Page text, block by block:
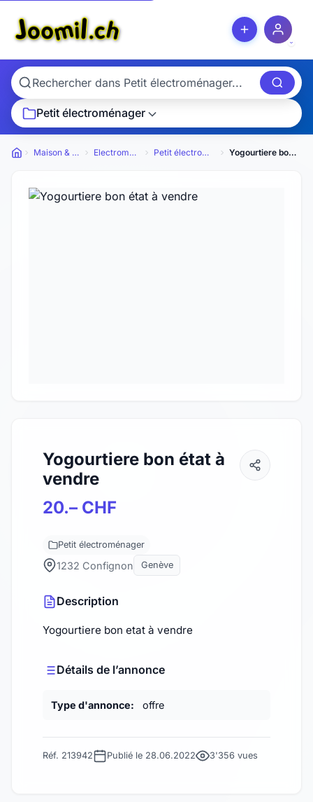
Petit électroménager
Petites annonces
Maison & Jardin Electroménager Petit électroménager Yogourtiere bon état à vendre
Yogourtiere bon état à
vendre
20.– CHF
Petit électroménager
1232 Confignon Genève
Description
Yogourtiere bon etat à vendre
Détails de l’annonce
Type d'annonce: offre
Réf. 213942 Publié le 28.06.2022 3'356 vues